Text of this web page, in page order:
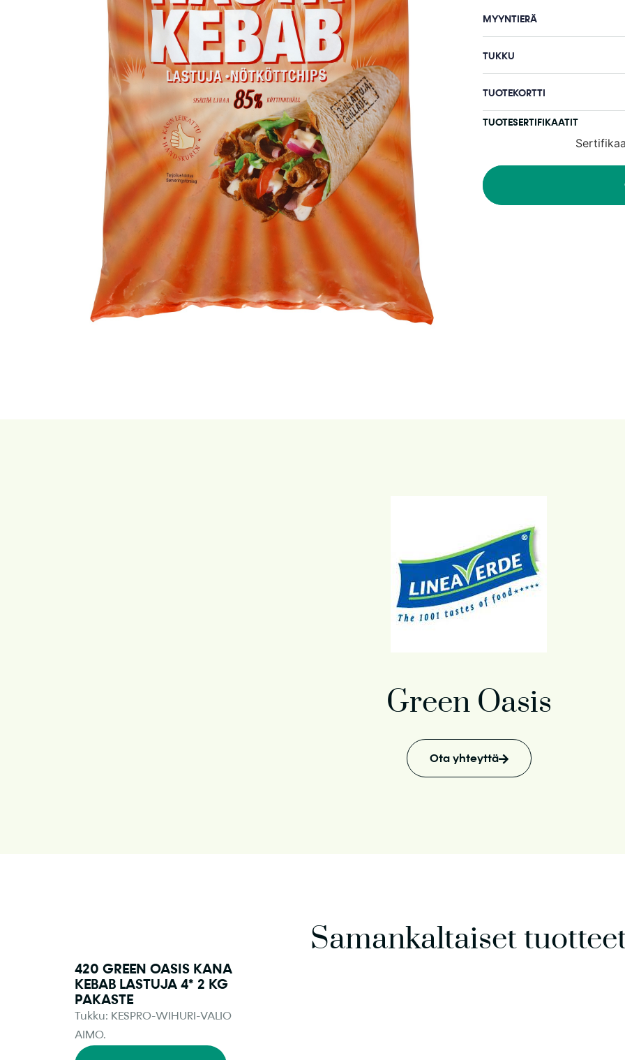
MYYNTIERÄ
TUKKU
TUOTEKORTTI
TUOTESERTIFIKAATIT
Green Oasis
Ota yhteyttä
Samankaltaiset
420 GREEN OASIS KANA
KEBAB LASTUJA 4* 2 KG
PAKASTE
Tukku: KESPRO-WIHURI-VALIO
AIMO.